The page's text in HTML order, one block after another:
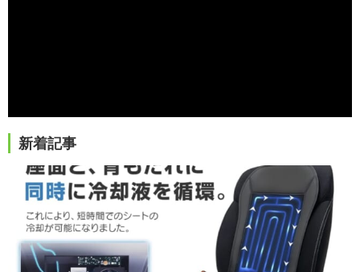
新着記事